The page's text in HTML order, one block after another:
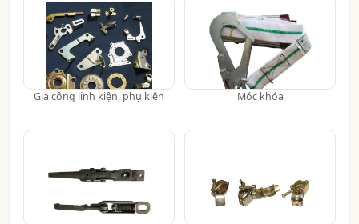
Gia công linh kiện, phụ kiện Móc khóa